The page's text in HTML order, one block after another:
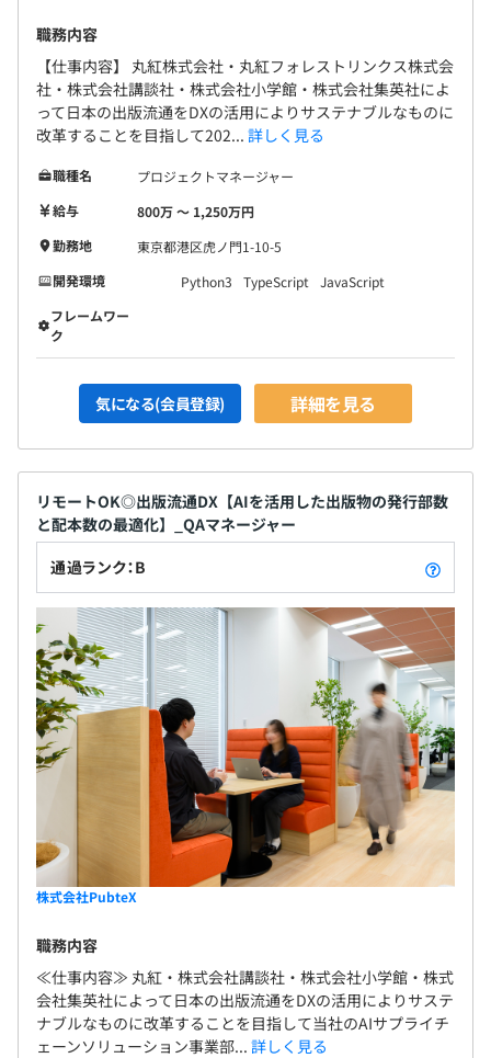
職務内容
【仕事内容】 丸紅株式会社・丸紅フォレストリンクス株式会
社・株式会社講談社・株式会社小学館・株式会社集英社によ
って日本の出版流通をDXの活用によりサステナブルなものに
改革することを目指して202... 詳しく見る
職種名
プロジェクトマネージャー
給与
800万 〜 1,250万円
勤務地
東京都港区虎ノ門1-10-5
開発環境
Python3 TypeScript
JavaScript
フレームワー
ク
気になる(会員登録) 詳細を見る
リモートOK◎出版流通DX【AIを活用した出版物の発行部数
と配本数の最適化】_QAマネージャー
通過ランク：B
株式会社PubteX
職務内容
≪仕事内容≫ 丸紅・株式会社講談社・株式会社小学館・株式
会社集英社によって日本の出版流通をDXの活用によりサステ
ナブルなものに改革することを目指して当社のAIサプライチ
ェーンソリューション事業部... 詳しく見る